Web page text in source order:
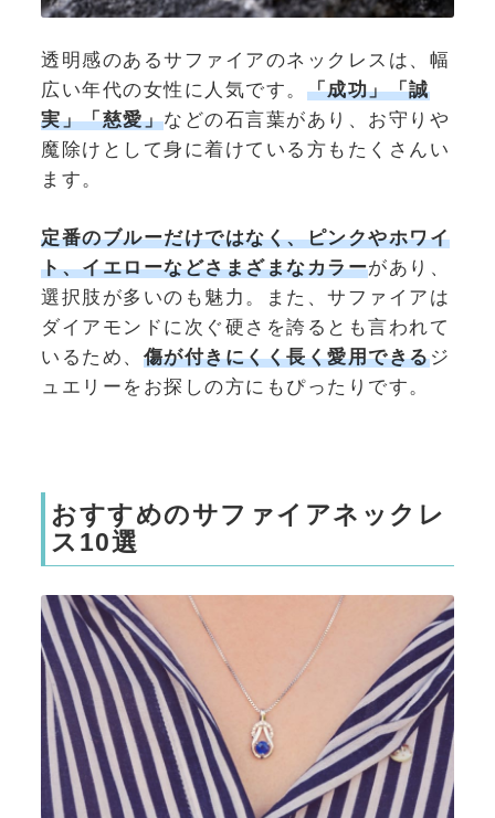
透明感のあるサファイアのネックレスは、幅
広い年代の女性に人気です。 「成功」「誠
実」「慈愛」などの石言葉があり、お守りや
魔除けとして身に着けている方もたくさんい
ます。
定番のブルーだけではなく、ピンクやホワイ
ト、イエローなどさまざまなカラーがあり、
選択肢が多いのも魅力。また、サファイアは
ダイアモンドに次ぐ硬さを誇るとも言われて
いるため、 傷が付きにくく長く愛用できるジ
ュエリーをお探しの方にもぴったりです。
おすすめのサファイアネックレ
ス10選